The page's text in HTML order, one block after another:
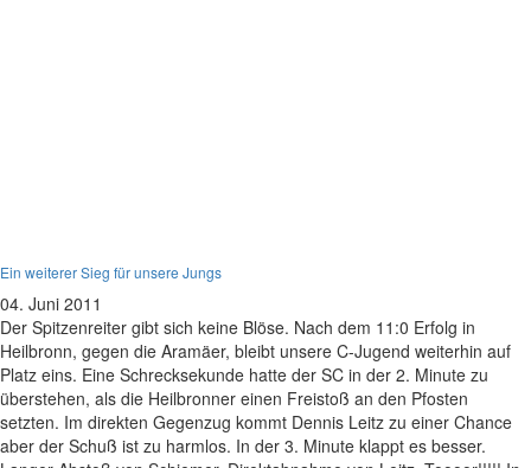
Ein weiterer Sieg für unsere Jungs
04. Juni 2011
Der Spitzenreiter gibt sich keine Blöse. Nach dem 11:0 Erfolg in
Heilbronn, gegen die Aramäer, bleibt unsere C-Jugend weiterhin auf
Platz eins. Eine Schrecksekunde hatte der SC in der 2. Minute zu
überstehen, als die Heilbronner einen Freistoß an den Pfosten
setzten. Im direkten Gegenzug kommt Dennis Leitz zu einer Chance
aber der Schuß ist zu harmlos. In der 3. Minute klappt es besser.